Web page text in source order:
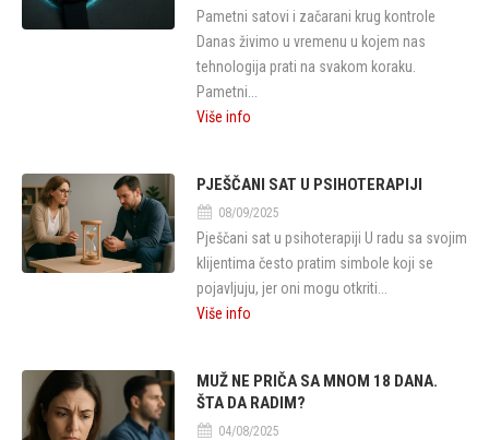
Pametni satovi i začarani krug kontrole
Danas živimo u vremenu u kojem nas
tehnologija prati na svakom koraku.
Pametni...
Više info
PJEŠČANI SAT U PSIHOTERAPIJI
08/09/2025
Pješčani sat u psihoterapiji U radu sa svojim
klijentima često pratim simbole koji se
pojavljuju, jer oni mogu otkriti...
Više info
MUŽ NE PRIČA SA MNOM 18 DANA.
ŠTA DA RADIM?
04/08/2025